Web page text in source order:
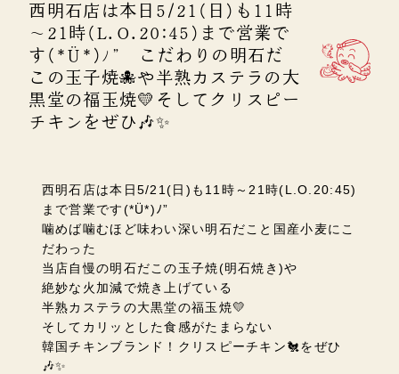
西明石店は本日5/21(日)も11時
～21時(L.O.20:45)まで営業で
す(*Ü*)ﾉ” こだわりの明石だ
この玉子焼🐙や半熟カステラの大
黒堂の福玉焼💛そしてクリスピー
チキンをぜひ🎶✨
西明石店は本日5/21(日)も11時～21時(L.O.20:45)
まで営業です(*Ü*)ﾉ”
噛めば噛むほど味わい深い明石だこと国産小麦にこ
だわった
当店自慢の明石だこの玉子焼(明石焼き)や
絶妙な火加減で焼き上げている
半熟カステラの大黒堂の福玉焼💛
そしてカリッとした食感がたまらない
韓国チキンブランド！クリスピーチキン🐔をぜひ
🎶✨